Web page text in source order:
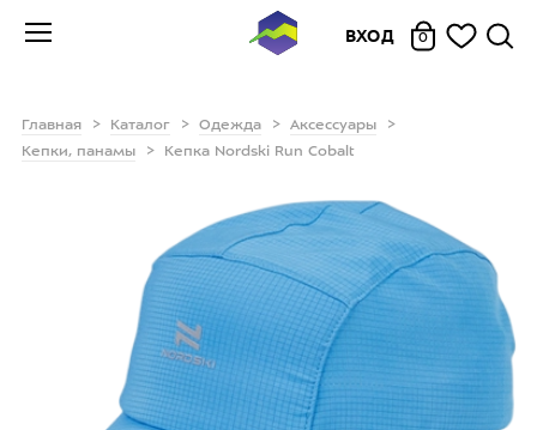
ВХОД 0
Главная Каталог Одежда
Аксессуары
Кепки, панамы
Кепка Nordski Run Cobalt